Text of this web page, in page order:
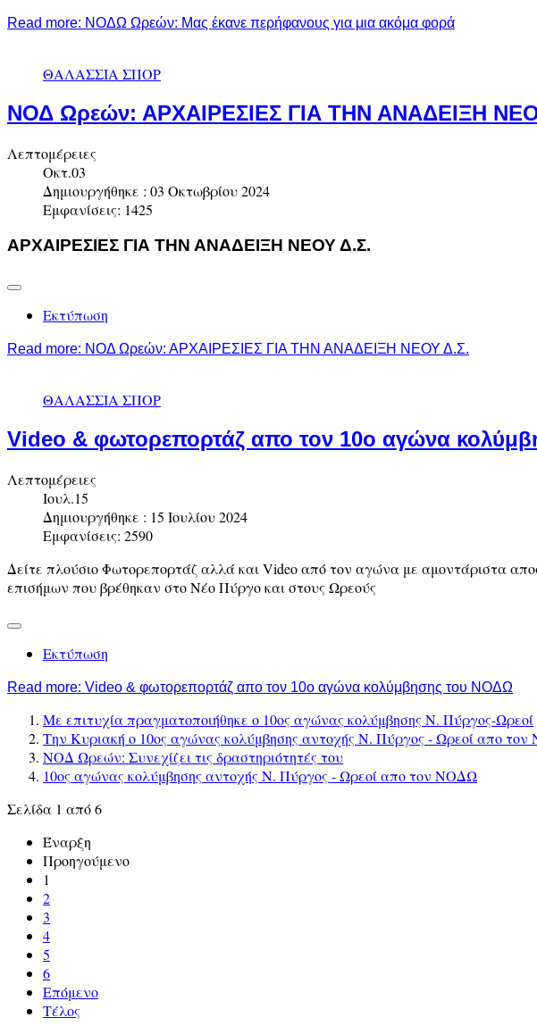
Read more: ΝΟΔΩ Ωρεών: Μας έκανε περήφανους για μια ακόμα φορά
ΘΑΛΑΣΣΙΑ ΣΠΟΡ
ΝΟΔ Ωρεών: ΑΡΧΑΙΡΕΣΙΕΣ ΓΙΑ ΤΗΝ ΑΝΑΔΕΙΞΗ
Λεπτομέρειες
Οκτ.03
Δημιουργήθηκε : 03 Οκτωβρίου 2024
Εμφανίσεις: 1425
ΑΡΧΑΙΡΕΣΙΕΣ ΓΙΑ ΤΗΝ ΑΝΑΔΕΙΞΗ ΝΕΟΥ Δ.Σ.
Εκτύπωση
Read more: ΝΟΔ Ωρεών: ΑΡΧΑΙΡΕΣΙΕΣ ΓΙΑ ΤΗΝ ΑΝΑΔΕΙΞΗ ΝΕΟΥ Δ.Σ.
ΘΑΛΑΣΣΙΑ ΣΠΟΡ
Video & φωτορεπορτάζ απο τον 10ο αγώνα
Λεπτομέρειες
Ιουλ.15
Δημιουργήθηκε : 15 Ιουλίου 2024
Εμφανίσεις: 2590
Δείτε πλούσιο Φωτορεπορτάζ αλλά και Video από τον αγώνα με αμοντάριστα
επισήμων που βρέθηκαν στο Νέο Πύργο και στους Ωρεούς
Εκτύπωση
Read more: Video & φωτορεπορτάζ απο τον 10ο αγώνα κολύμβησης του ΝΟΔΩ
Με επιτυχία πραγματοποιήθηκε ο 10ος αγώνας κολύμβησης Ν. Πύργος-Ωρεοί
Την Κυριακή ο 10ος αγώνας κολύμβησης αντοχής Ν. Πύργος - Ωρεοί απο
ΝΟΔ Ωρεών: Συνεχίζει τις δραστηριότητές του
10ος αγώνας κολύμβησης αντοχής Ν. Πύργος - Ωρεοί απο τον ΝΟΔΩ
Σελίδα 1 από 6
Έναρξη
Προηγούμενο
1
2
3
4
5
6
Επόμενο
Τέλος